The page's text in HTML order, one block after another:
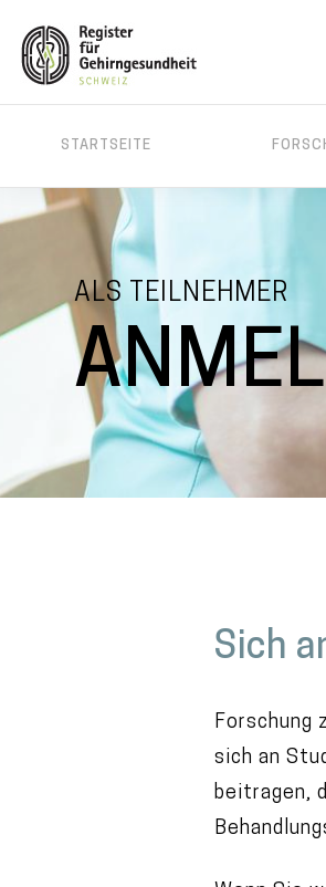
Direkt
STARTSEITE
ALS TEILNEHMER
i
c
o
n
t
Sich
Forschung
sich an
beitragen,